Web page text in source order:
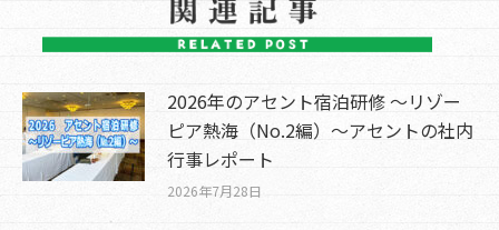
2026年のアセント宿泊研修 ～リゾー
ピア熱海（No.2編）～アセントの社内
行事レポート
2026年7月28日